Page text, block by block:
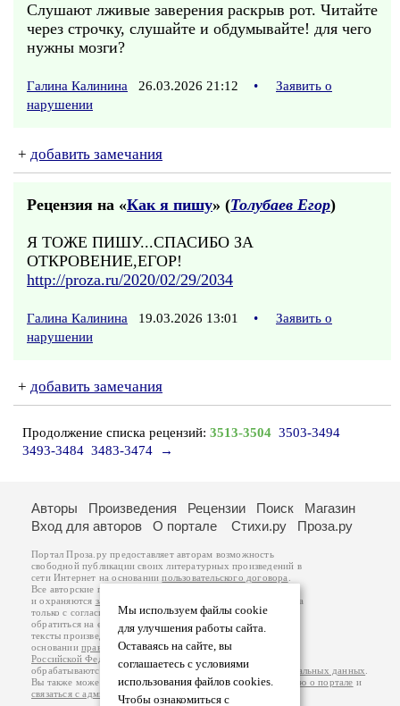
Слушают лживые заверения раскрыв рот. Читайте
через строчку, слушайте и обдумывайте! для чего
нужны мозги?
Галина Калинина 26.03.2026 21:12 •
Заявить о
нарушении
+ добавить замечания
Рецензия на «Как я пишу» (Толубаев Егор)
Я ТОЖЕ ПИШУ...СПАСИБО ЗА
ОТКРОВЕНИЕ,ЕГОР!
http://proza.ru/2020/02/29/2034
Галина Калинина 19.03.2026 13:01 •
Заявить о
нарушении
+ добавить замечания
Продолжение списка рецензий: 3513-3504 3503-3494
3493-3484 3483-3474 →
Мы используем файлы cookie
для улучшения работы сайта.
Оставаясь на сайте, вы
соглашаетесь с условиями
использования файлов cookies.
Чтобы ознакомиться с
Авторы Произведения Рецензии Поиск
Магазин
Вход для авторов
О портале Стихи.ру Проза.ру
Портал Проза.ру предоставляет авторам возможность
свободной публикации своих литературных произведений в
сети Интернет на основаниипользовательского договора
Все авторские права на произведения принадлежат авторам
и охраняются законом
. Перепечатка произведений возможна
только с согласия его автора, к которому вы можете
обратиться на его авторской странице. Ответственность за
тексты произведений авторы несут самостоятельно на
основанииправил публикацииизаконодательства
Российской Федерации
обрабатываются на основанииПолитики обработки персональных данных
Вы также можете посмотреть более подробнуюинформацию о портале и
связаться с администрацией